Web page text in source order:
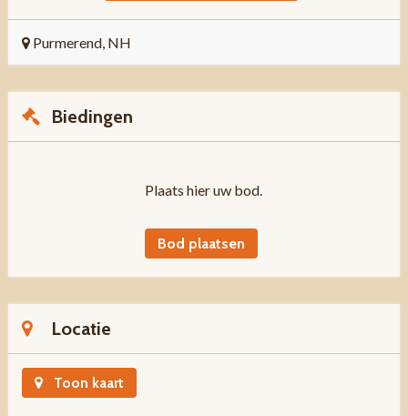
Purmerend, NH
Biedingen
Plaats hier uw bod.
Bod plaatsen
Locatie
Toon kaart